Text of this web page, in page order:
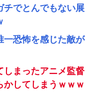
チでとんでもない展
一恐怖を感じた敵が
しまったアニメ監督
かしてしまうｗｗｗ